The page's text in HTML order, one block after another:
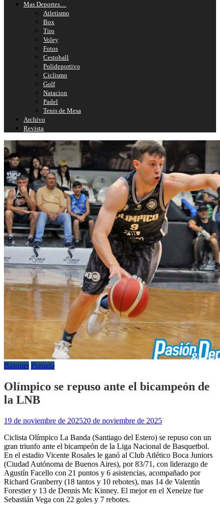
Mas Deportes…
Atletismo
Box
Tiro
Voley
Fotos
Cestoball
Polideportivo
Ciclismo
Golf
Natacion
Padel
Tenis de Mesa
Archivo
Revista
Basquet Portada
Olímpico se repuso ante el bicampeón de
la LNB
19 de noviembre de 202520 de noviembre de 2025
Ciclista Olímpico La Banda (Santiago del Estero) se repuso con un
gran triunfo ante el bicampeón de la Liga Nacional de Basquetbol.
En el estadio Vicente Rosales le ganó al Club Atlético Boca Juniors
(Ciudad Autónoma de Buenos Aires), por 83/71, con liderazgo de
Agustín Facello con 21 puntos y 6 asistencias, acompañado por
Richard Granberry (18 tantos y 10 rebotes), mas 14 de Valentín
Forestier y 13 de Dennis Mc Kinney. El mejor en el Xeneize fue
Sebastián Vega con 22 goles y 7 rebotes.